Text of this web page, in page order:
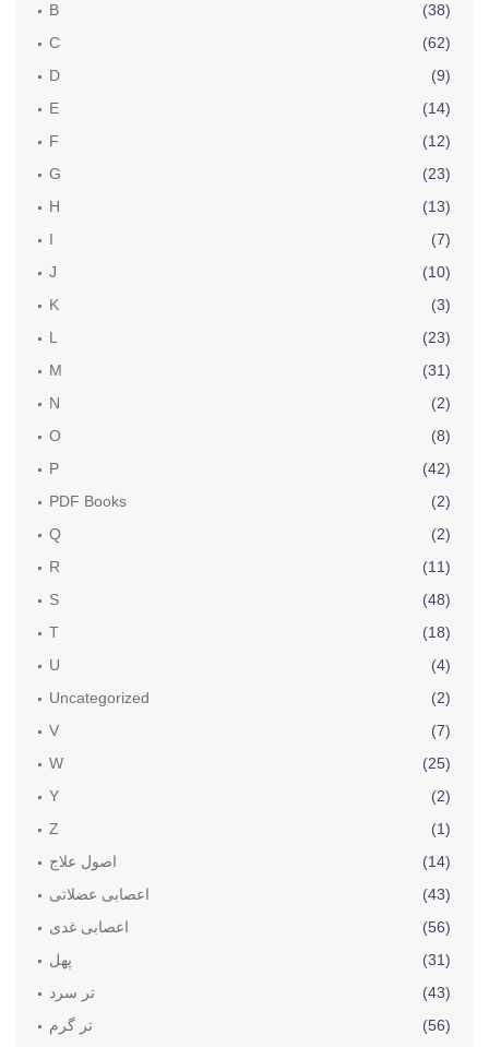
B
(38)
C
(62)
D
(9)
E
(14)
F
(12)
G
(23)
H
(13)
I
(7)
J
(10)
K
(3)
L
(23)
M
(31)
N
(2)
O
(8)
P
(42)
PDF Books
(2)
Q
(2)
R
(11)
S
(48)
T
(18)
U
(4)
Uncategorized
(2)
V
(7)
W
(25)
Y
(2)
Z
(1)
اصول علاج
(14)
اعصابی عضلاتی
(43)
اعصابی غدی
(56)
پھل
(31)
تر سرد
(43)
تر گرم
(56)